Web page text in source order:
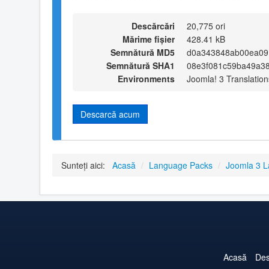
Descărcări
20,775 ori
Mărime fișier
428.41 kB
Semnătură MD5
Semnătură SHA1
Environments
Joomla! 3
Descarcă acum
Sunteți aici: Acasă / Language Packs / Joomla 3
Acasă